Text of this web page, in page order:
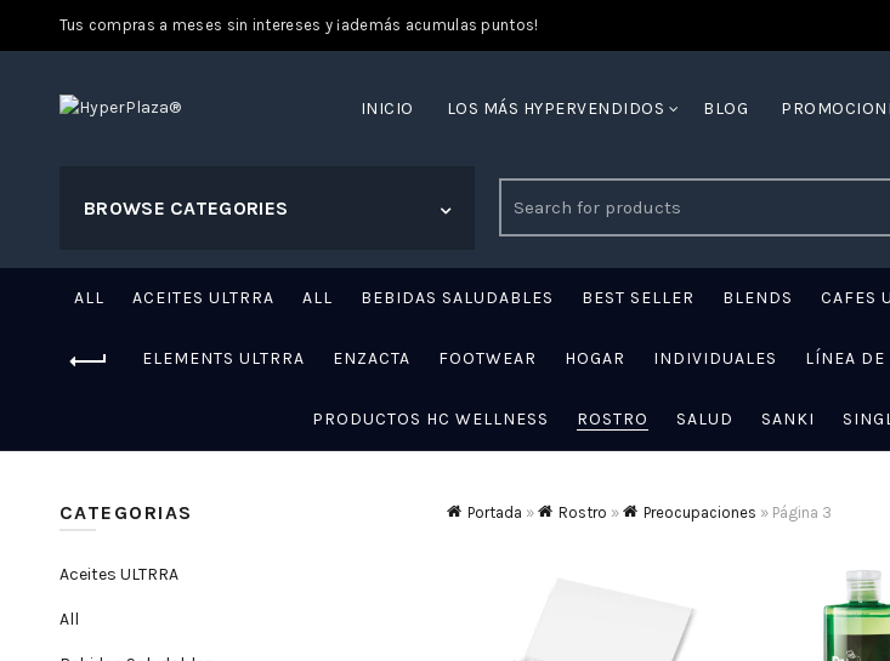
Tus compras a meses sin intereses y ¡además acumulas puntos!
INICIO LOS MÁS HYPERVENDIDOS BLOG
BROWSE CATEGORIES
for:
ALL ACEITES ULTRRA ALL BEBIDAS SALUDABLES BEST SELLER BLENDS CAFES
ELEMENTS ULTRRA ENZACTA FOOTWEAR HOGAR INDIVIDUALES LÍNEA DE
PRODUCTOS HC WELLNESS ROSTRO SALUD SANKI
Portada » Rostro » Preocupaciones » Página 3
CATEGORIAS
Aceites ULTRRA
All